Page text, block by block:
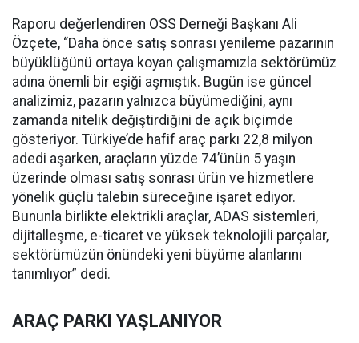
Raporu değerlendiren OSS Derneği Başkanı Ali
Özçete, “Daha önce satış sonrası yenileme pazarının
büyüklüğünü ortaya koyan çalışmamızla sektörümüz
adına önemli bir eşiği aşmıştık. Bugün ise güncel
analizimiz, pazarın yalnızca büyümediğini, aynı
zamanda nitelik değiştirdiğini de açık biçimde
gösteriyor. Türkiye’de hafif araç parkı 22,8 milyon
adedi aşarken, araçların yüzde 74’ünün 5 yaşın
üzerinde olması satış sonrası ürün ve hizmetlere
yönelik güçlü talebin süreceğine işaret ediyor.
Bununla birlikte elektrikli araçlar, ADAS sistemleri,
dijitalleşme, e-ticaret ve yüksek teknolojili parçalar,
sektörümüzün önündeki yeni büyüme alanlarını
tanımlıyor” dedi.
ARAÇ PARKI YAŞLANIYOR